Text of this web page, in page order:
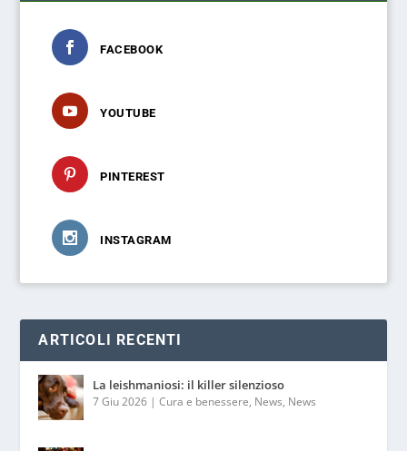
FACEBOOK
YOUTUBE
PINTEREST
INSTAGRAM
ARTICOLI RECENTI
La leishmaniosi: il killer silenzioso
7 Giu 2026 |Cura e benessere, News, News